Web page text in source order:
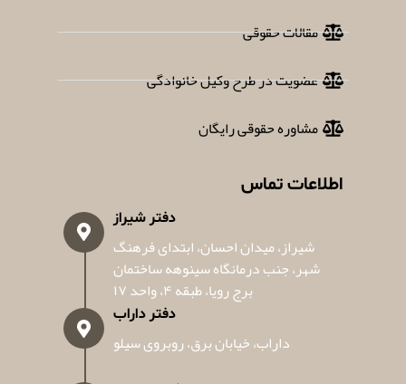
مقالات حقوقی
عضویت در طرح وکیل خانوادگی
مشاوره حقوقی رایگان
اطلاعات تماس
دفتر شیراز
شیراز، میدان احسان، ابتدای فرهنگ
شهر، جنب درمانگاه سینوهه ساختمان
برج رویا، طبقه ۴، واحد ۱۷
دفتر داراب
داراب، خیابان برق، روبروی سیلو